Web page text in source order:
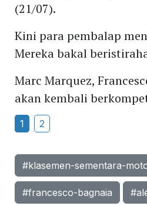
(21/07).
Kini para pembalap
Mereka bakal
Marc Marquez,
akan kembali
1 2
#klasemen-sementara-
#francesco-bagnaia